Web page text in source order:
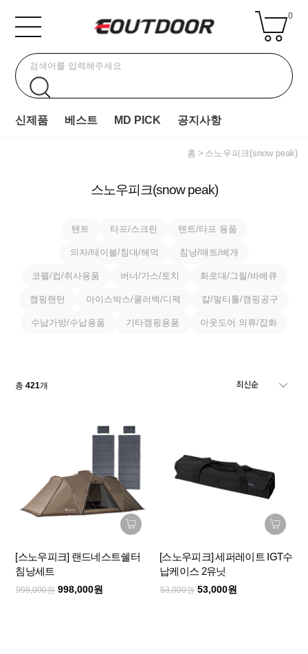
0
신제품 베스트 MD PICK 공지사항
홈 스노우피크(snow peak)
스노우피크(snow peak)
텐트 타프/스크린 텐트/타프 용품
의자/테이블/침대/해먹 침낭/매트/베개
코펠/컵/취사용품 버너/가스/토치 화로대/그릴/바베큐
캠핑랜턴 아이스박스/쿨러백/디팩 칼/멀티툴/캠핑공구
수납가방/수납용품 기타캠핑용품 아웃도어 의류/잡화
총421개
[스노우피크] 랜드네스트쉘터
침낭세트
998,000원 998,000원
[스노우피크] 세퍼레이트 IGT수
납케이스 2유닛
53,000원 53,000원